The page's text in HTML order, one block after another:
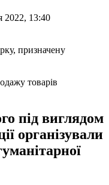
2022, 13:40
товарів
під виглядом
організували